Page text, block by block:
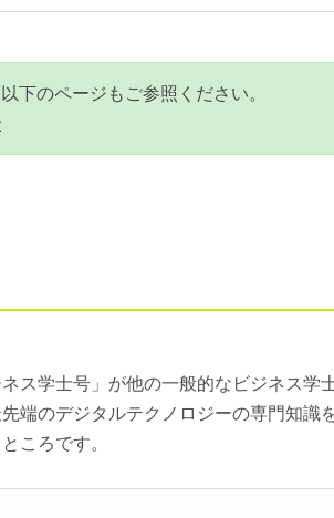
下のページもご参照ください。
ス学士号」が他の一般的なビジネス学
端のデジタルテクノロジーの専門知識
ころです。